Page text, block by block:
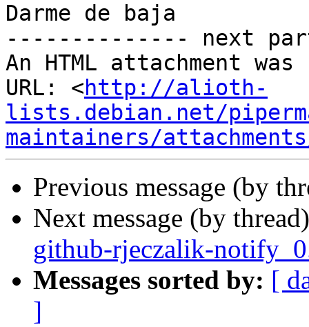
Darme de baja
-------------- next
An HTML attachment
URL: <http://alioth-
lists.debian.net/
maintainers/
Previous message (by
Next message (by
github-rjeczalik-
Messages sorted by: [
]